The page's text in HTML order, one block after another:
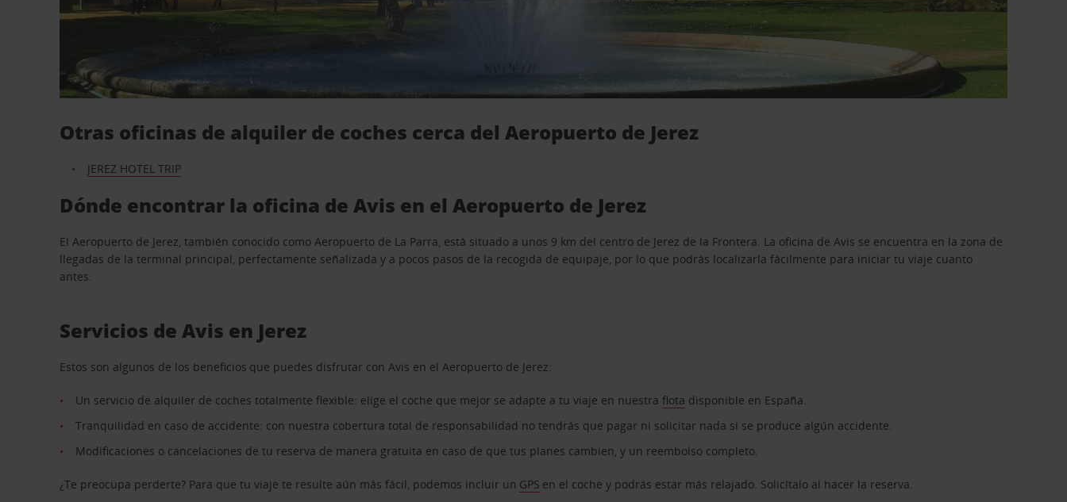
Otras oficinas de alquiler de coches cerca del Aeropuerto de Jerez
JEREZ HOTEL TRIP
Dónde encontrar la oficina de Avis en el Aeropuerto de Jerez
El Aeropuerto de Jerez, también conocido como Aeropuerto de La Parra, está situado a unos 9 km del centro de Jerez de la Frontera. La oficina de Avis se encuentra en la zona de
llegadas de la terminal principal, perfectamente señalizada y a pocos pasos de la recogida de equipaje, por lo que podrás localizarla fácilmente para iniciar tu viaje cuanto
antes.
Servicios de Avis en Jerez
Estos son algunos de los beneficios que puedes disfrutar con Avis en el Aeropuerto de Jerez:
Un servicio de alquiler de coches totalmente flexible: elige el coche que mejor se adapte a tu viaje en nuestraflota disponible en España.
Tranquilidad en caso de accidente: con nuestra cobertura total de responsabilidad no tendrás que pagar ni solicitar nada si se produce algún accidente.
Modificaciones o cancelaciones de tu reserva de manera gratuita en caso de que tus planes cambien, y un reembolso completo.
¿Te preocupa perderte? Para que tu viaje te resulte aún más fácil, podemos incluir un GPS en el coche y podrás estar más relajado. Solicítalo al hacer la reserva.